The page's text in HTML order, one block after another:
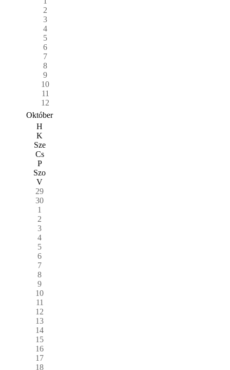
2
3
4
5
6
7
8
9
10
11
12
Október
H
K
Sze
Cs
P
Szo
V
29
30
1
2
3
4
5
6
7
8
9
10
11
12
13
14
15
16
17
18